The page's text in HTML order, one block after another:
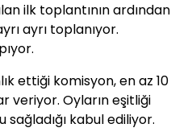
ilk toplantının ardından
ayrı toplanıyor.
ettiği komisyon, en az 10
veriyor. Oyların eşitliği
kabul ediliyor.